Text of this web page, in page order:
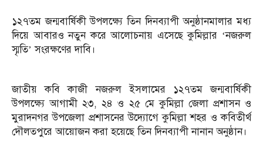
১২৭তম জন্মবার্ষিকী উপলক্ষ্যে তিন দিনব্যাপী অনুষ্ঠানমালার মধ্য
দিয়ে আবারও নতুন করে আলোচনায় এসেছে কুমিল্লার ‘নজরুল
স্মৃতি’ সংরক্ষণের দাবি।
জাতীয় কবি কাজী নজরুল ইসলামের ১২৭তম জন্মবার্ষিকী
উপলক্ষ্যে আগামী ২৩, ২৪ ও ২৫ মে কুমিল্লা জেলা প্রশাসন ও
মুরাদনগর উপজেলা প্রশাসনের উদ্যোগে কুমিল্লা শহর ও কবিতীর্থ
দৌলতপুরে আয়োজন করা হয়েছে তিন দিনব্যাপী নানান অনুষ্ঠান।